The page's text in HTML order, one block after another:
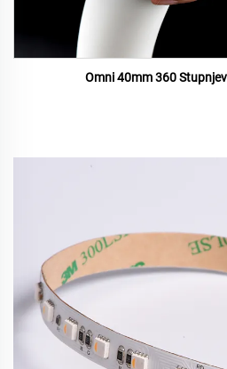
Omni 40mm 360